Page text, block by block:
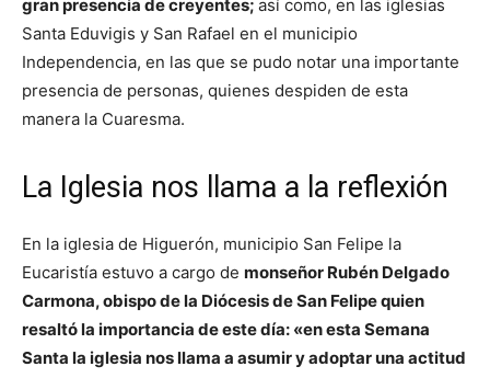
gran presencia de creyentes; así como, en las iglesias
Santa Eduvigis y San Rafael en el municipio
Independencia, en las que se pudo notar una importante
presencia de personas, quienes despiden de esta
manera la Cuaresma.
La Iglesia nos llama a la reflexión
En la iglesia de Higuerón, municipio San Felipe la
Eucaristía estuvo a cargo de monseñor Rubén Delgado
Carmona, obispo de la Diócesis de San Felipe quien
resaltó la importancia de este día: «en esta Semana
Santa la iglesia nos llama a asumir y adoptar una actitud